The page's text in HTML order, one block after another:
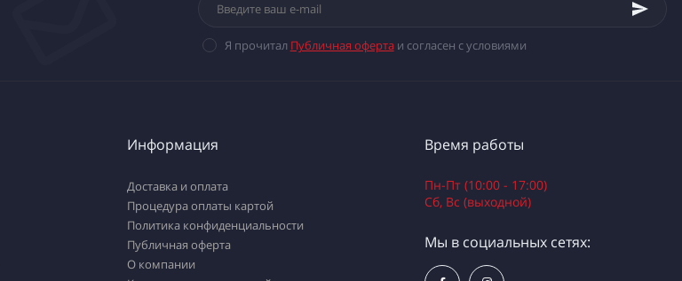
Я прочитал Публичная офертаи согласен с условиями
Информация
Доставка и оплата
Процедура оплаты картой
Политика конфиденциальности
Публичная оферта
О компании
Время работы
Пн-Пт (10:00 - 17:00)
Сб, Вс (выходной)
Мы в социальных сетях: